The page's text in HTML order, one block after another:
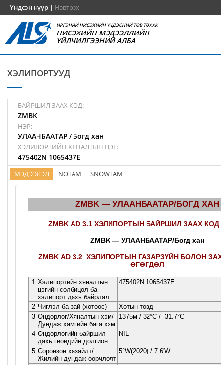
Үндсэн нүүр | Нэвтрэх
ИРГЭНИЙ НИСЭХИЙН ҮНДЭСНИЙ ТӨВ ТӨХХК
НИСЭХИЙН МЭДЭЭЛЛИЙН
ҮЙЛЧИЛГЭЭНИЙ АЛБА
ХЭЛИПОРТУУД
БАЙРШИЛ ЗААХ КОД:
ZMBK
НЭР:
УЛААНБААТАР / Богд хан
ХЭЛИПОРТИЙН ХЯНАЛТЫН ЦЭГ:
475402N 1065437E
МЭДЭЭЛЭЛ NOTAM SNOWTAM